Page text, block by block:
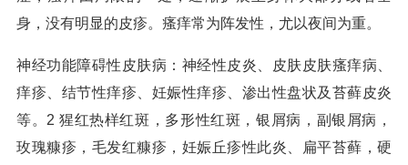
身，没有明显的皮疹。瘙痒常为阵发性，尤以夜间为重。
神经功能障碍性皮肤病：神经性皮炎、皮肤皮肤瘙痒病、
痒疹、结节性痒疹、妊娠性痒疹、渗出性盘状及苔藓皮炎
等。2 猩红热样红斑，多形性红斑，银屑病，副银屑病，
玫瑰糠疹，毛发红糠疹，妊娠丘疹性此炎、扁平苔藓，硬